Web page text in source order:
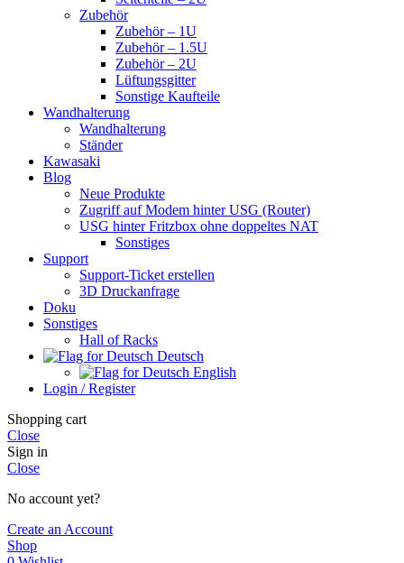
Zubehör
Zubehör – 1U
Zubehör – 1.5U
Zubehör – 2U
Lüftungsgitter
Sonstige Kaufteile
Wandhalterung
Wandhalterung
Ständer
Kawasaki
Blog
Neue Produkte
Zugriff auf Modem hinter USG (Router)
USG hinter Fritzbox ohne doppeltes NAT
Sonstiges
Support
Support-Ticket erstellen
3D Druckanfrage
Doku
Sonstiges
Hall of Racks
Deutsch
English
Login / Register
Shopping cart
Close
Sign in
Close
No account yet?
Create an Account
Shop